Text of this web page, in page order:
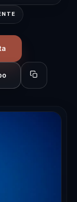
Copiar perfil